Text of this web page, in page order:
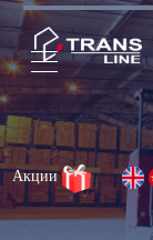
Акции